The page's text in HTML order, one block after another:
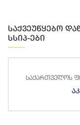
საქვეუწყებო
სსიპ-ები
საქართველოს